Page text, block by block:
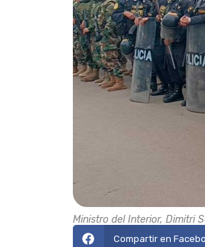
Ministro del Interior, Dimitri
Compartir en